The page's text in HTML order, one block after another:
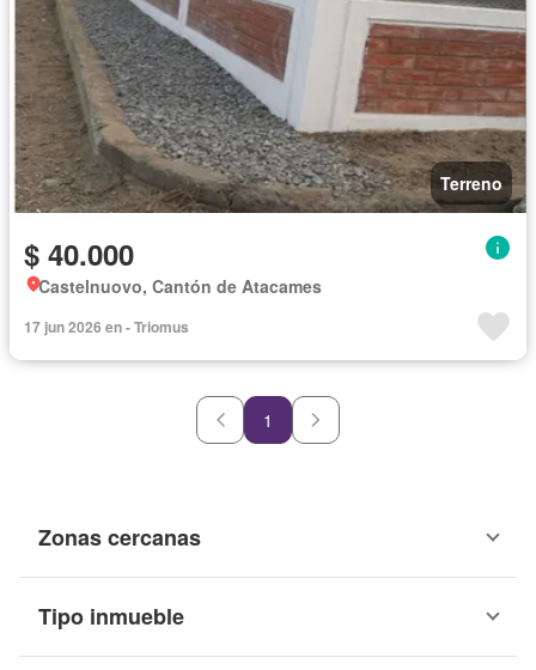
Terreno
$ 40.000
Castelnuovo, Cantón de Atacames
17 jun 2026 en - Triomus
1
Zonas cercanas
Tipo inmueble